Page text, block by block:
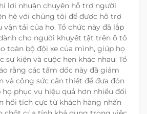
lợi nhuận chuyên hỗ trợ người
hệ với chúng tôi để được hỗ trợ
vận tải của họ. Tổ chức này đã lắp
cho người khuyết tật trên ô tô
toàn bộ đội xe của mình, giúp họ
sự kiện và cuộc hẹn khác nhau. Tổ
rằng các tấm dốc này đã giảm
và công sức cần thiết để đưa đón
phục vụ hiệu quả hơn nhiều đối
hồi tích cực từ khách hàng nhấn